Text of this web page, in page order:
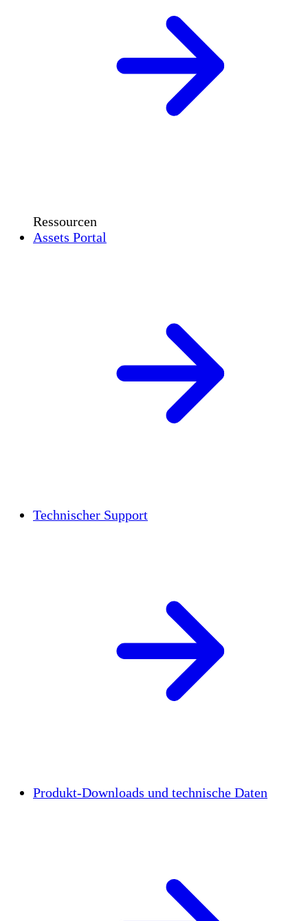
Ressourcen
Assets Portal
Technischer Support
Produkt-Downloads und technische Daten